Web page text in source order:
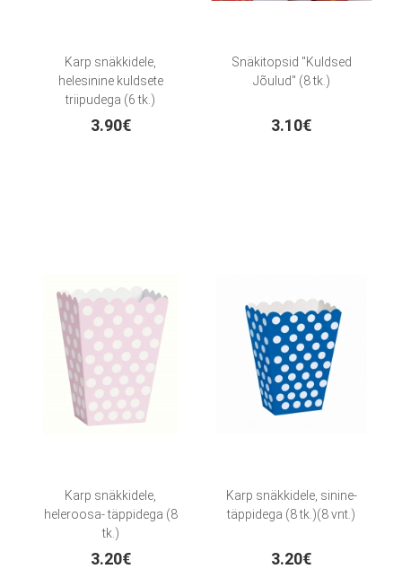
Karp snäkkidele,
helesinine kuldsete
triipudega (6 tk.)
3.90€
Snäkitopsid "Kuldsed
Jõulud" (8 tk.)
3.10€
Karp snäkkidele,
heleroosa- täppidega (8
tk.)
3.20€
Karp snäkkidele, sinine-
täppidega (8 tk.)(8 vnt.)
3.20€